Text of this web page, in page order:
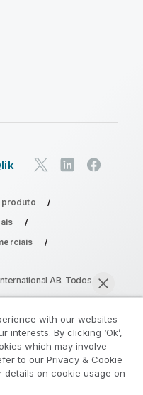
AB. Todos os
Modernização
with our websites
By clicking ‘Ok’,
which may involve
to our Privacy & Cookie
details on cookie usage on